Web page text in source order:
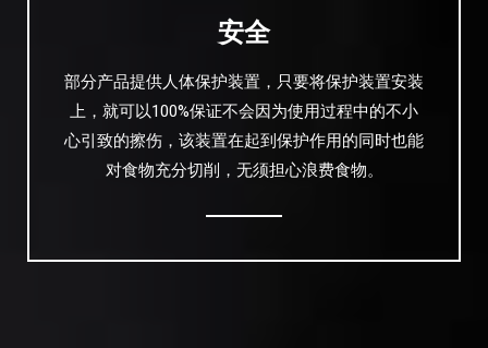
安全
部分产品提供人体保护装置，只要将保护装置安装
上，就可以100%保证不会因为使用过程中的不小
心引致的擦伤，该装置在起到保护作用的同时也能
对食物充分切削，无须担心浪费食物。